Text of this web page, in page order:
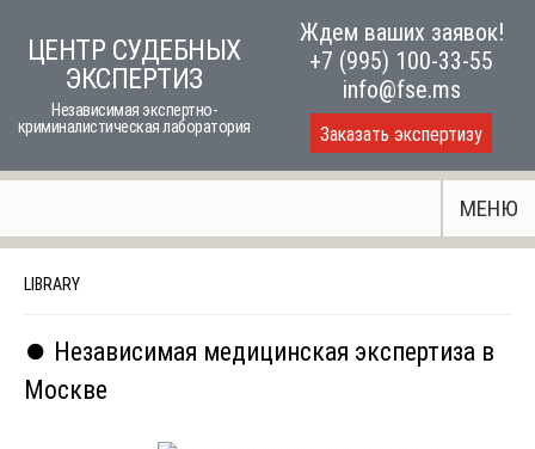
ЦЕНТР СУДЕБНЫХ
ЭКСПЕРТИЗ
Независимая экспертно-
криминалистическая лаборатория
Ждем ваших заявок!
+7 (995) 100-33-55
info@fse.ms
Заказать экспертизу
МЕНЮ
LIBRARY
⏺️ Независимая медицинская экспертиза в
Москве